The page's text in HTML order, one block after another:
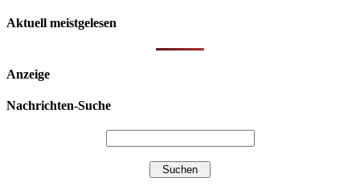
Aktuell meistgelesen
Anzeige
Nachrichten-Suche